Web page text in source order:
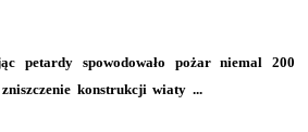
petardy spowodowało pożar niemal 200
konstrukcji wiaty ...